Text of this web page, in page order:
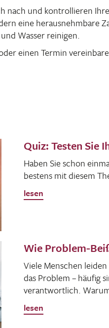
nach und kontrol­lieren
eine heraus­nehm­bare
Wasser reinigen.
einen Termin
Quiz: Testen Sie
Haben Sie schon
bestens mit diesem
lesen
Wie Problem-
Viele Menschen
das Problem – häufig
verant­wort­lich.
lesen